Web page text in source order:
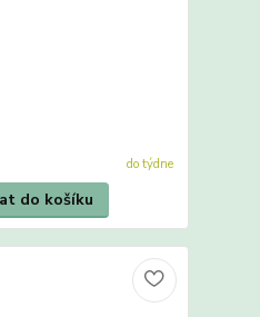
do týdne
do košíku